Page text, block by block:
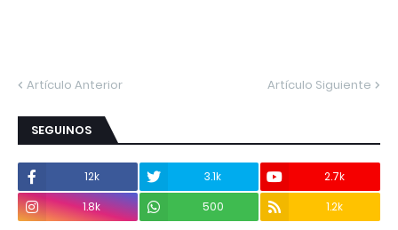
Artículo Anterior Artículo Siguiente
SEGUINOS
12k 3.1k
2.7k
1.8k
500 1.2k